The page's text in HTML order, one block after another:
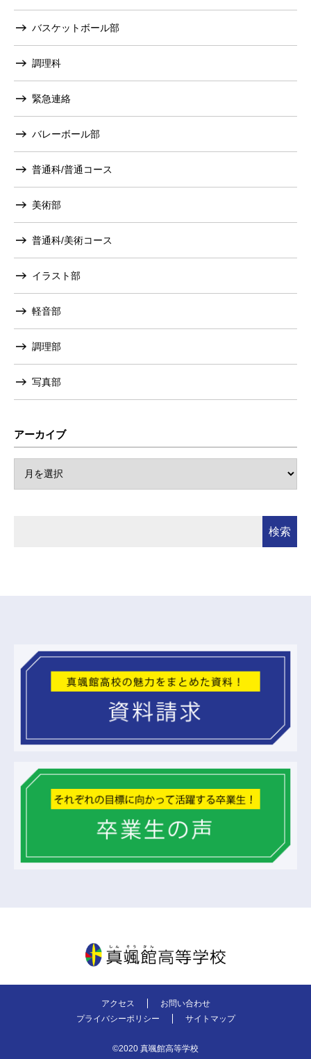
バスケットボール部
調理科
緊急連絡
バレーボール部
普通科/普通コース
美術部
普通科/美術コース
イラスト部
軽音部
調理部
写真部
アーカイブ
アクセス
お問い合わせ
プライバシーポリシー
サイトマップ
©2020 真颯館高等学校